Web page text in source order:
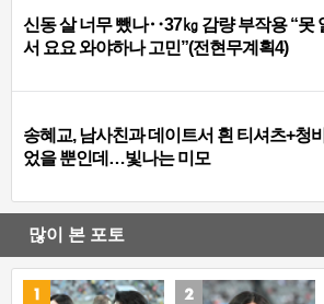
신동 살 너무 뺐나‥37㎏ 감량 부작용 “못
서 요요 와야하나 고민”(전현무계획4)
송혜교, 남사친과 데이트서 흰 티셔츠+청
었을 뿐인데…빛나는 미모
많이 본 포토